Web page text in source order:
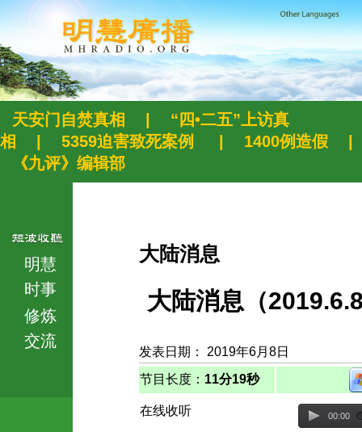
天安门自焚真相
“四•二五”上访真
相
5359迫害致死案例 1400例造假
《九评》编辑部
明慧
时事
修炼
交流
大陆消息
大陆消息（
发表日期： 2019年6月8日
节目长度： 11分19秒
在线收听 00:00